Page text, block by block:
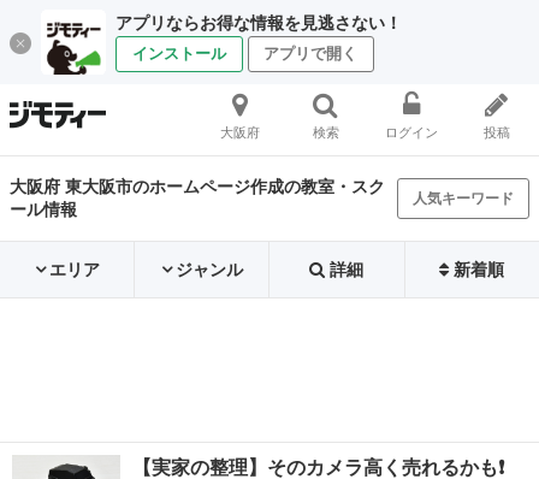
アプリならお得な情報を見逃さない！
インストール アプリで開く
大阪府 検索 ログイン 投稿
大阪府 東大阪市のホームページ作成の教室・スク
ール情報
人気キーワード
エリア ジャンル 詳細 新着順
【実家の整理】そのカメラ高く売れるかも❗️